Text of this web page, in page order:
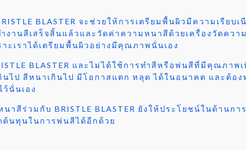
BLASTER จะช่วยให้การเตรียมพื้นผิวมีความเรีย
ำงานสีเสร็จสิ้นแล้วและวัดค่าความหนาสีด้วยเครื่องวัดคว
ะเราได้เตรียมพื้นผิวอย่างมีคุณภาพนั่นเอง
BLASTER และไม่ได้ใช้การทำสีหรือพ่นสีที่มีคุณภา
นไป สีหนาเกินไป มีโอกาสแตก หลุด ได้ในอนาคต และต้อ
นั่นเอง
าสีร่วมกับ BRISTLE BLASTER ยังให้ประโยชน์ในด้านก
ต้นทุนในการพ่นสีได้อีกด้วย